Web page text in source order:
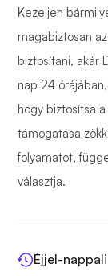
Kezeljen
magabiztosan
biztosítani, akár
nap 24
hogy biztosítsa
támogatása
folyamatot,
választja.
Éjjel-